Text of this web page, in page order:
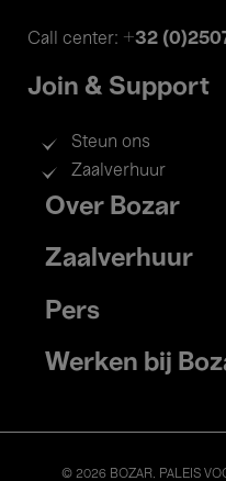
Call center: +32
Join & Support
Steun ons
Zaalverhuur
Footer
menu
Over Bozar
Zaalverhuur
Pers
Werken bij
© 2026 BOZAR. PALEIS